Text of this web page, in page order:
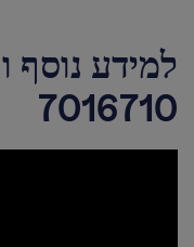
7016710